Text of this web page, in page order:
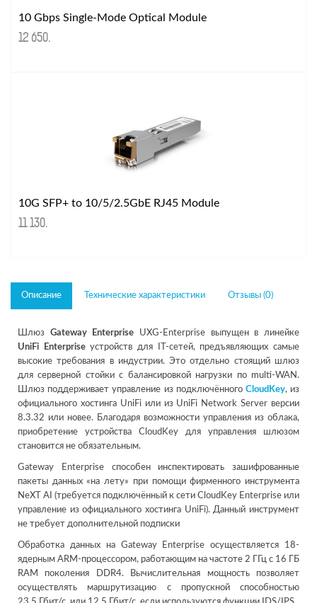
10 Gbps Single-Mode Optical Module
12 650.
10G SFP+ to 10/5/2.5GbE RJ45 Module
11 130.
Описание Технические характеристики Отзывы (0)
Шлюз Gateway Enterprise UXG-Enterprise выпущен в линейке
UniFi Enterpriseустройств для IT-сетей, предъявляющих самые
высокие требования в индустрии. Это отдельно стоящий шлюз
для серверной стойки с балансировкой нагрузки по multi-WAN.
Шлюз поддерживает управление из подключённого CloudKey, из
официального хостинга UniFi или из UniFi Network Server версии
8.3.32 или новее. Благодаря возможности управления из облака,
приобретение устройства CloudKey для управления шлюзом
становится не обязательным.
Gateway Enterprise способен инспектировать зашифрованные
пакеты данных «на лету» при помощи фирменного инструмента
NeXT AI (требуется подключённый к сети CloudKey Enterprise или
управление из официального хостинга UniFi). Данный инструмент
не требует дополнительной подписки
Обработка данных на Gateway Enterprise осуществляется 18-
ядерным ARM-процессором, работающим на частоте 2 ГГц с 16 ГБ
RAM поколения DDR4. Вычислительная мощность позволяет
осуществлять маршрутизацию с пропускной способностью